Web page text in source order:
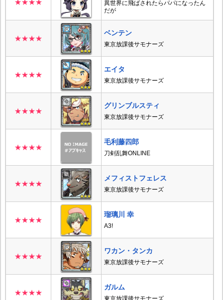
★★★★
異世界に飛ばされたらパパになったん
だが
★★★★
ベンテン
東京放課後サモナーズ
★★★★
エイタ
東京放課後サモナーズ
★★★★
グリンブルスティ
東京放課後サモナーズ
★★★★
毛利藤四郎
刀剣乱舞ONLINE
★★★★
メフィストフェレス
東京放課後サモナーズ
★★★★
瑠璃川 幸
A3!
★★★★
ワカン・タンカ
東京放課後サモナーズ
★★★★
ガルム